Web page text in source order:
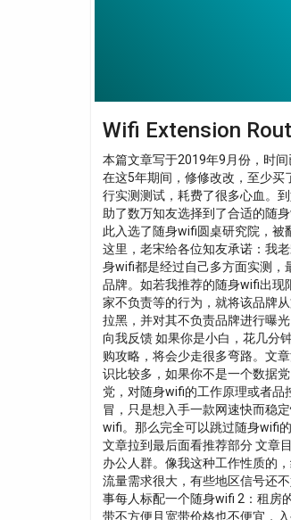
Wifi Extension
本篇文章写于2019年9月份，时间
在这5年期间，修修改改，至少买
行实测测试，耗费了很多心血。
助了数万知友选择到了合适的随
此入选了随身wifi圆桌研究院，被
这里，老宋给各位知友承诺：我
身wifi都是经过自己多方面实测，
品牌。如若我推荐的随身wifi出现
家不负责等的行为，就将该品牌
拉黑，并对其不负责品牌进行曝
向我反馈 如果你是小白，花几分
购攻略，将会少走很多弯路。文
识比较多，如果你不是一个数据
党，对随身wifi的工作原理或者品
冒，只是想入手一款网速快而稳
wifi。那么完全可以跳过随身wifi
文章拉到最后面看推荐部分 文章
办公人群。像我这种工作性质的
流量需求很大，有些地区信号还
事每人标配一个随身wifi 2：租房
带不方便且宽带价格也不便宜，